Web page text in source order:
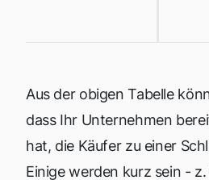
Aus der obigen Tabelle
dass Ihr Unternehmen
hat, die Käufer zu einer
Einige werden kurz sein -